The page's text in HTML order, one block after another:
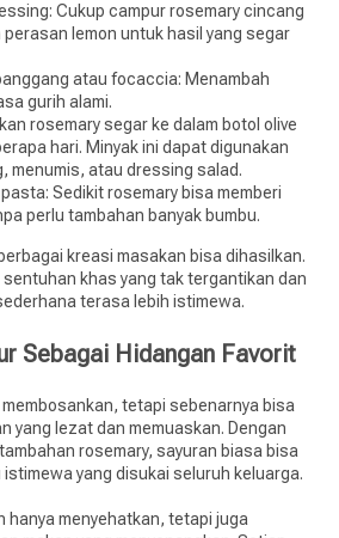
Cukup campur rosemary cincang
perasan lemon untuk hasil yang segar
atau focaccia: Menambah
gurih alami.
rosemary segar ke dalam botol olive
hari. Minyak ini dapat digunakan
menumis, atau dressing salad.
Sedikit rosemary bisa memberi
perlu tambahan banyak bumbu.
kreasi masakan bisa dihasilkan.
sentuhan khas yang tak tergantikan dan
terasa lebih istimewa.
Sebagai Hidangan Favorit
tetapi sebenarnya bisa
yang lezat dan memuaskan. Dengan
rosemary, sayuran biasa bisa
istimewa yang disukai seluruh keluarga.
hanya menyehatkan, tetapi juga